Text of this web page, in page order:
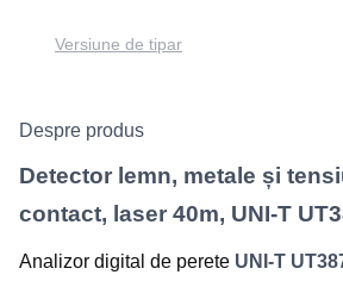
Versiune de tipar
Despre produs
Detector lemn, metale și
contact, laser 40m, UNI-T
Analizor digital de perete UNI-T